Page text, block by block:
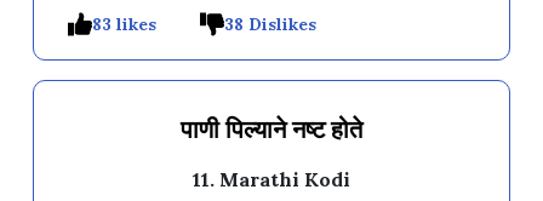
83 likes 38 Dislikes
पाणी पिल्याने नष्ट होते
11. Marathi Kodi